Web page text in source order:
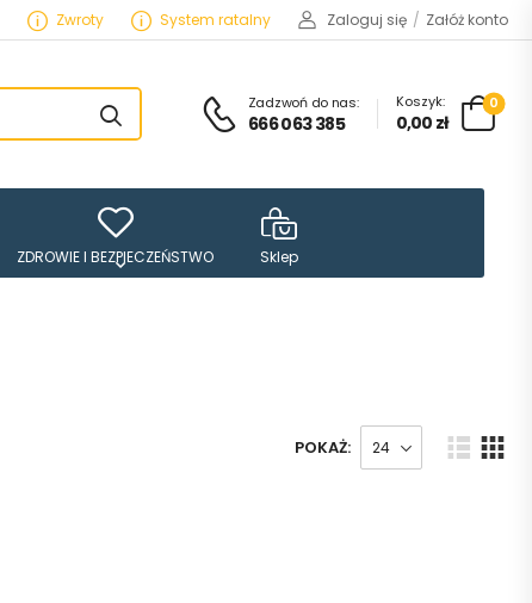
Zwroty System ratalny Zaloguj się / Załóż konto
Zadzwoń do nas:
666 063 385
Koszyk:
0,00 zł
0
ZDROWIE I BEZPIECZEŃSTWO Sklep
POKAŻ: